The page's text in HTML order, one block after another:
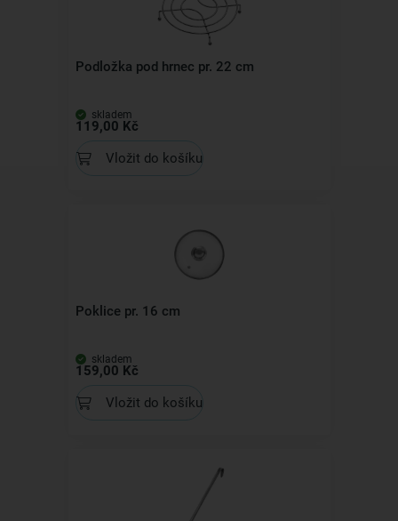
Podložka pod hrnec pr. 22 cm
skladem
119,00 Kč
Vložit do košíku
Poklice pr. 16 cm
skladem
159,00 Kč
Vložit do košíku